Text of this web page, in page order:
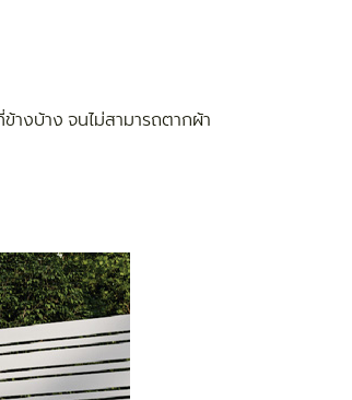
งบ้าง จนไม่สามารถตากผ้า